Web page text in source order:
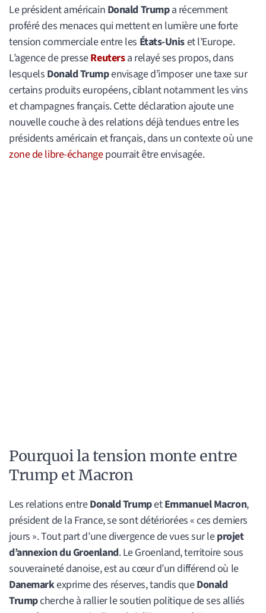
Le président américain Donald Trumpa récemment
proféré des menaces qui mettent en lumière une forte
tension commerciale entre les États-Uniset l’Europe.
L’agence de presseReutersa relayé ses propos, dans
lesquels Donald Trumpenvisage d’imposer une taxe sur
certains produits européens, ciblant notamment les vins
et champagnes français. Cette déclaration ajoute une
nouvelle couche à des relations déjà tendues entre les
présidents américain et français, dans un contexte où une
zone de libre-échangepourrait être envisagée.
Pourquoi la tension monte entre
Trump et Macron
Les relations entreDonald TrumpetEmmanuel Macron,
président de la France, se sont détériorées « ces derniers
jours ». Tout part d’une divergence de vues sur leprojet
d’annexion du Groenland. Le Groenland, territoire sous
souveraineté danoise, est au cœur d’un différend où le
Danemarkexprime des réserves, tandis queDonald
Trumpcherche à rallier le soutien politique de ses alliés